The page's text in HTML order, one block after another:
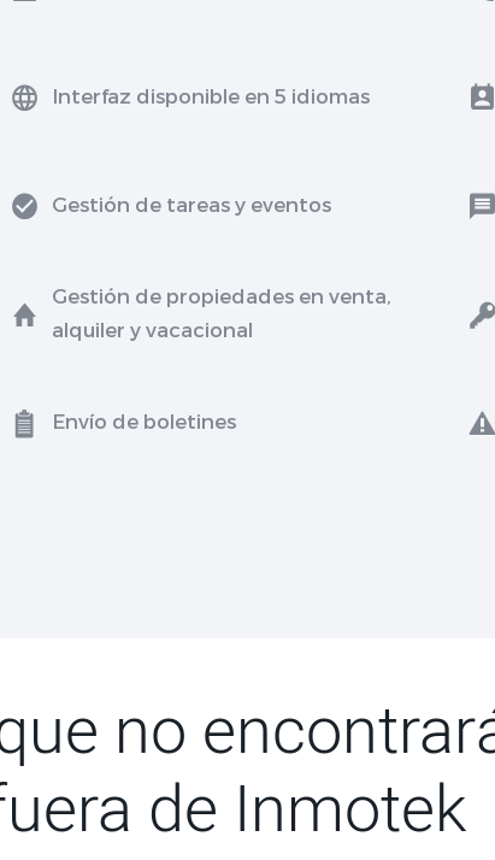
Interfaz disponible en 5 idiomas
Gestión de tareas y eventos
Gestión de propiedades en venta,
alquiler y vacacional
Envío de boletines
no
de Inmotek